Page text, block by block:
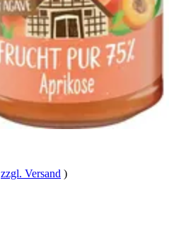
zzgl. Versand )